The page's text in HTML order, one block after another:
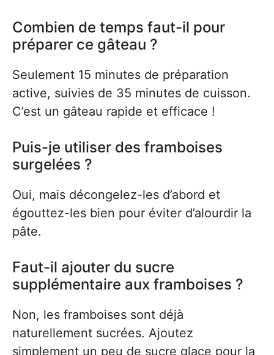
Combien de temps faut-il pour
préparer ce gâteau ?
Seulement 15 minutes de préparation
active, suivies de 35 minutes de cuisson.
C’est un gâteau rapide et efficace !
Puis-je utiliser des framboises
surgelées ?
Oui, mais décongelez-les d’abord et
égouttez-les bien pour éviter d’alourdir la
pâte.
Faut-il ajouter du sucre
supplémentaire aux framboises ?
Non, les framboises sont déjà
naturellement sucrées. Ajoutez
simplement un peu de sucre glace pour la